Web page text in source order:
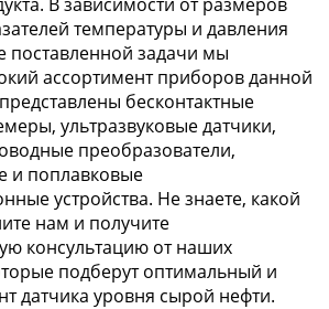
температуры и давления
поставленной задачи мы
ассортимент приборов данной
бесконтактные
ультразвуковые датчики,
преобразователи,
и поплавковые
устройства. Не знаете, какой
нам и получите
консультацию от наших
подберут оптимальный и
датчика уровня сырой нефти.